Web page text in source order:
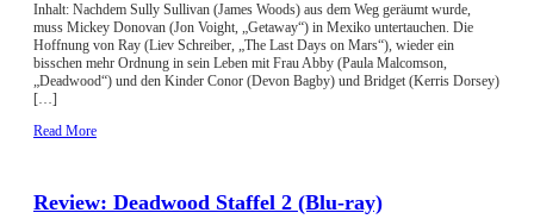
Inhalt: Nachdem Sully Sullivan (James Woods) aus dem Weg geräumt wurde,
muss Mickey Donovan (Jon Voight, „Getaway“) in Mexiko untertauchen. Die
Hoffnung von Ray (Liev Schreiber, „The Last Days on Mars“), wieder ein
bisschen mehr Ordnung in sein Leben mit Frau Abby (Paula Malcomson,
„Deadwood“) und den Kinder Conor (Devon Bagby) und Bridget (Kerris Dorsey)
[…]
Read More
Review: Deadwood Staffel 2 (Blu-ray)